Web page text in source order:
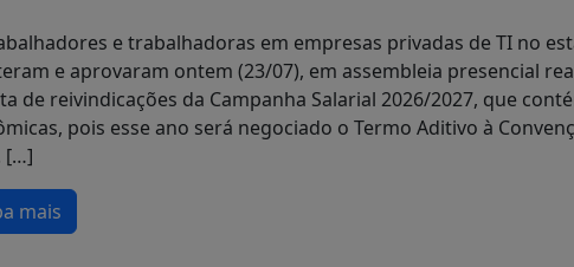
e trabalhadoras em empresas privadas de TI no
e aprovaram ontem (23/07), em assembleia presencial
de reivindicações da Campanha Salarial 2026/2027, que
pois esse ano será negociado o Termo Aditivo à
[…]
mais